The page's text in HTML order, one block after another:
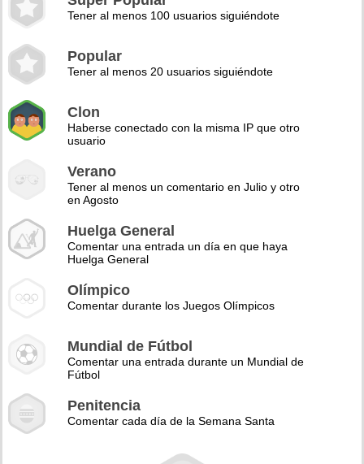
Tener al menos 100 usuarios siguiéndote
Popular
Tener al menos 20 usuarios siguiéndote
Clon
Haberse conectado con la misma IP que otro
usuario
Verano
Tener al menos un comentario en Julio y otro
en Agosto
Huelga General
Comentar una entrada un día en que haya
Huelga General
Olímpico
Comentar durante los Juegos Olímpicos
Mundial de Fútbol
Comentar una entrada durante un Mundial de
Fútbol
Penitencia
Comentar cada día de la Semana Santa